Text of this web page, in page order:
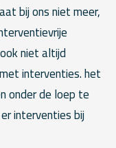
bij ons niet meer,
niet altijd
interventies. het
onder de loep te
interventies bij